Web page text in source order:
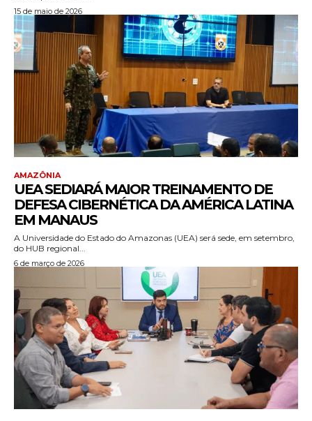
15 de maio de 2026
AMAZÔNIA
UEA SEDIARÁ MAIOR TREINAMENTO DE
DEFESA CIBERNÉTICA DA AMÉRICA LATINA
EM MANAUS
A Universidade do Estado do Amazonas (UEA) será sede, em setembro,
do HUB regional...
6 de março de 2026